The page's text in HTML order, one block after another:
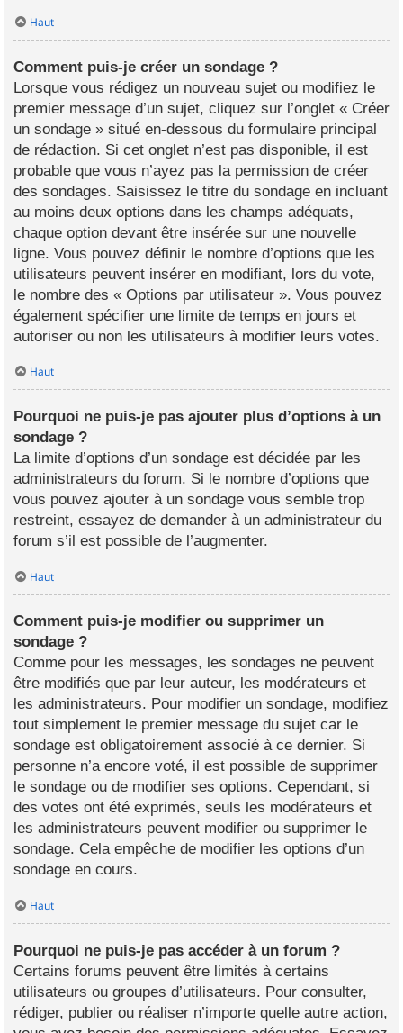
Haut
Comment puis-je créer un sondage ?
Lorsque vous rédigez un nouveau sujet ou modifiez le
premier message d’un sujet, cliquez sur l’onglet « Créer
un sondage » situé en-dessous du formulaire principal
de rédaction. Si cet onglet n’est pas disponible, il est
probable que vous n’ayez pas la permission de créer
des sondages. Saisissez le titre du sondage en incluant
au moins deux options dans les champs adéquats,
chaque option devant être insérée sur une nouvelle
ligne. Vous pouvez définir le nombre d’options que les
utilisateurs peuvent insérer en modifiant, lors du vote,
le nombre des « Options par utilisateur ». Vous pouvez
également spécifier une limite de temps en jours et
autoriser ou non les utilisateurs à modifier leurs votes.
Haut
Pourquoi ne puis-je pas ajouter plus d’options à un
sondage ?
La limite d’options d’un sondage est décidée par les
administrateurs du forum. Si le nombre d’options que
vous pouvez ajouter à un sondage vous semble trop
restreint, essayez de demander à un administrateur du
forum s’il est possible de l’augmenter.
Haut
Comment puis-je modifier ou supprimer un
sondage ?
Comme pour les messages, les sondages ne peuvent
être modifiés que par leur auteur, les modérateurs et
les administrateurs. Pour modifier un sondage, modifiez
tout simplement le premier message du sujet car le
sondage est obligatoirement associé à ce dernier. Si
personne n’a encore voté, il est possible de supprimer
le sondage ou de modifier ses options. Cependant, si
des votes ont été exprimés, seuls les modérateurs et
les administrateurs peuvent modifier ou supprimer le
sondage. Cela empêche de modifier les options d’un
sondage en cours.
Haut
Pourquoi ne puis-je pas accéder à un forum ?
Certains forums peuvent être limités à certains
utilisateurs ou groupes d’utilisateurs. Pour consulter,
rédiger, publier ou réaliser n’importe quelle autre action,